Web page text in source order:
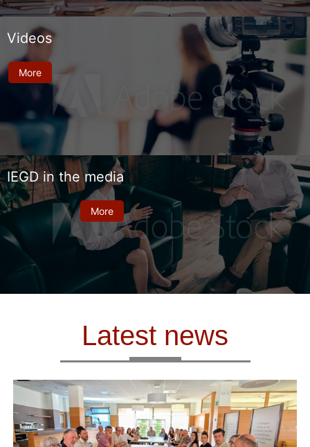
Videos
More
IEGD in the media
More
Latest news